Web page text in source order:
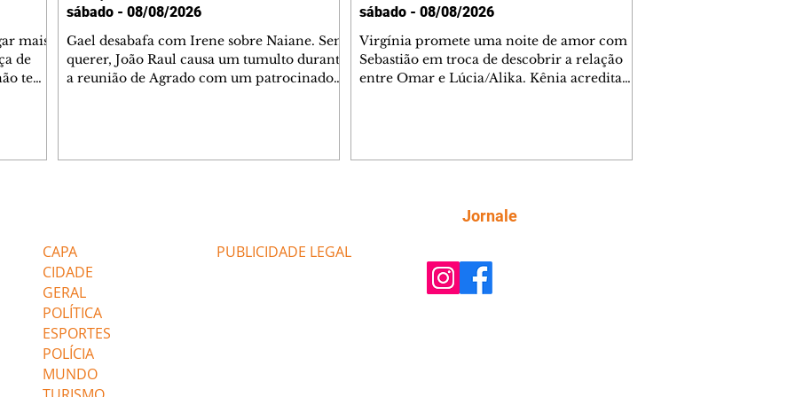
mais
de
tem
de
sábado - 08/08/2026
Gael desabafa com Irene sobre Naiane. Sem
querer, João Raul causa um tumulto durante
a reunião de Agrado com um patrocinador.
termina o relacionamento dos dois.
sábado - 08/08/2026
Virgínia promete uma noite de amor com
Sebastião em troca de descobrir a relação
entre Omar e Lúcia/Alika. Kênia acredita
comentam sobre a possível jazida de
tungstênio na região. Virgínia provoca
CAPA
CIDADE
GERAL
POLÍTICA
ESPORTES
POLÍCIA
MUNDO
PUBLICIDADE LEGAL
Jornale